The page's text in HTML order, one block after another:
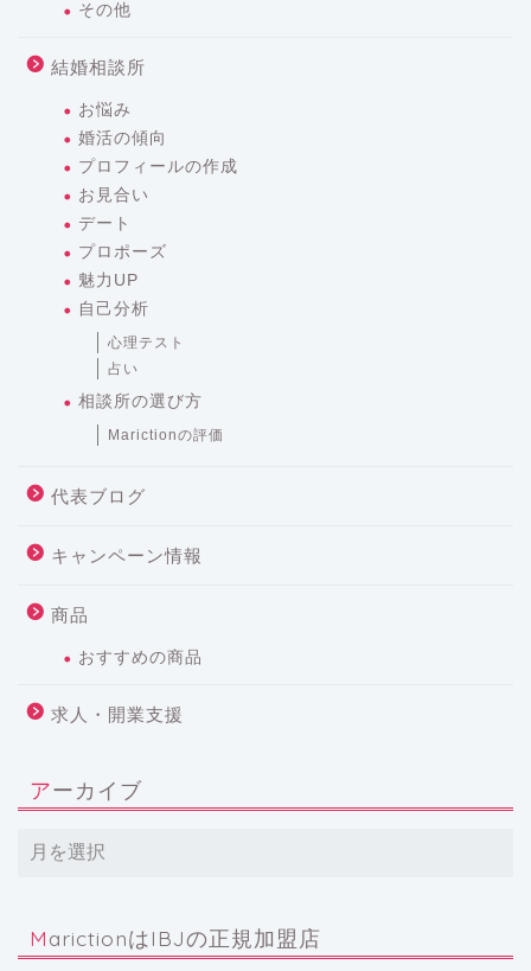
その他
結婚相談所
お悩み
婚活の傾向
プロフィールの作成
お見合い
デート
プロポーズ
魅力UP
自己分析
心理テスト
占い
相談所の選び方
Marictionの評価
代表ブログ
キャンペーン情報
商品
おすすめの商品
求人・開業支援
アーカイブ
MarictionはIBJの正規加盟店